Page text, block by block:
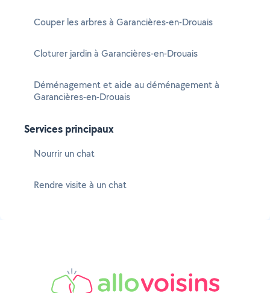
Couper les arbres à Garancières-en-Drouais
Cloturer jardin à Garancières-en-Drouais
Déménagement et aide au déménagement à
Garancières-en-Drouais
Services principaux
Nourrir un chat
Rendre visite à un chat